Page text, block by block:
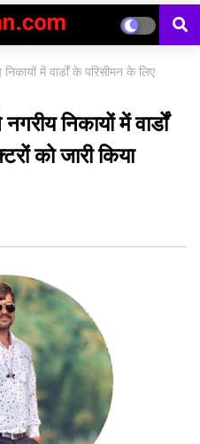
में वार्डों के परिसीमन के लिए
निकायों में वार्डों
को जारी किया